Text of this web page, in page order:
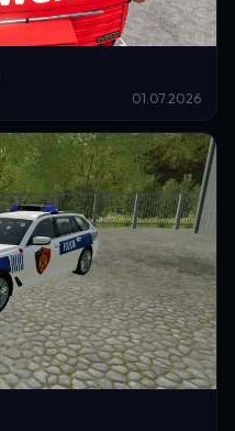
01.07.2026